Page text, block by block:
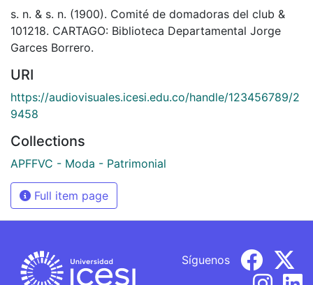
s. n. & s. n. (1900). Comité de domadoras del club &
101218. CARTAGO: Biblioteca Departamental Jorge
Garces Borrero.
URI
https://audiovisuales.icesi.edu.co/handle/123456789/2
9458
Collections
APFFVC - Moda - Patrimonial
Full item page
Síguenos